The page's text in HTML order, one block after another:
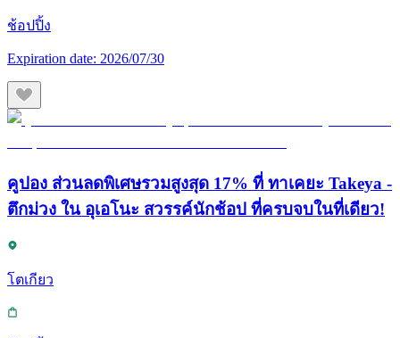
ช้อปปิ้ง
Expiration date: 2026/07/30
คูปอง ส่วนลดพิเศษรวมสูงสุด 17% ที่ ทาเคยะ Takeya -
ตึกม่วง ใน อุเอโนะ สวรรค์นักช้อป ที่ครบจบในที่เดียว!
โตเกียว